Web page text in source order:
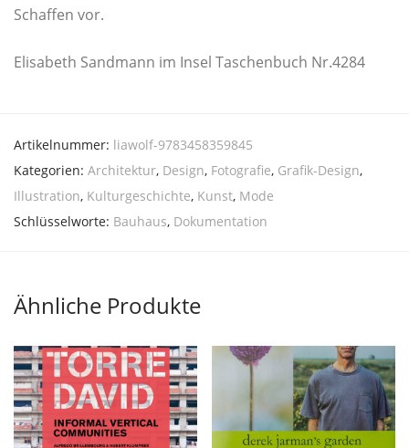
Schaf­fen vor.
Eli­sa­beth Sand­mann im Insel Taschen­buch Nr.4284
Artikelnummer: liawolf-9783458359845
Kategorien: Architektur, Design, Fotografie, Grafik-Design,
Illustration, Kulturgeschichte, Kunst, Mode
Schlüsselworte: Bauhaus, Dokumentation
Ähnliche Produkte